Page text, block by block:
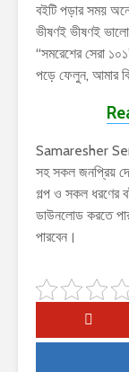
বইটি পড়ার সময়
ভীষণই ভীষণই
“সমরেশের সেরা
পড়ে ফেলুন, আমার
Samaresher
সহ সকল জনপ্রিয়
গল্প ও সকল
ডাউনলোড করতে
পারবেন।